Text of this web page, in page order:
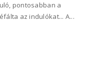
pontosabban a
az indulókat... A...